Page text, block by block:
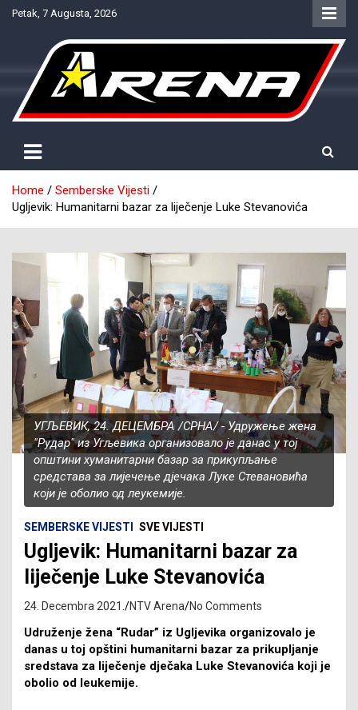
SkipPetak, 7 Augusta, 2026
NTV Arena
Home
Semberske Vijesti
Ugljevik: Humanitarni bazar za liječenje Luke Stevanovića
УГЉЕВИК, 24. ДЕЦЕМБРА /СРНА/ - Удружење жена
"Рудар" из Угљевика организовало је данас у тој
општини хуманитарни базар за прикупљање
средстава за лијечење дјечака Луке Стевановића
који је оболио од леукемије.
SEMBERSKE VIJESTI SVE VIJESTI
Ugljevik: Humanitarni bazar za
liječenje Luke Stevanovića
24. Decembra 2021. NTV Arena No Comments
Udruženje žena “Rudar” iz Ugljevika organizovalo je
danas u toj opštini humanitarni bazar za prikupljanje
sredstava za liječenje dječaka Luke Stevanovića koji je
obolio od leukemije.